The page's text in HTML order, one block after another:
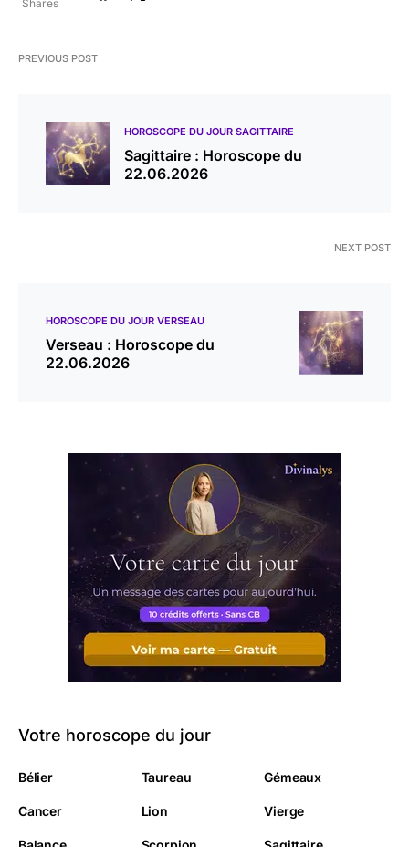
Shares
PREVIOUS POST
HOROSCOPE DU JOUR SAGITTAIRE
Sagittaire : Horoscope du
22.06.2026
NEXT POST
HOROSCOPE DU JOUR VERSEAU
Verseau : Horoscope du
22.06.2026
Votre horoscope du jour
Bélier Taureau Gémeaux
Cancer Lion Vierge